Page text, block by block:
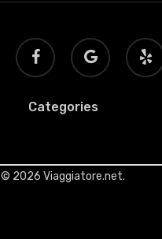
facebook
google-
plus
yelp
Categories
© 2026 Viaggiatore.net.